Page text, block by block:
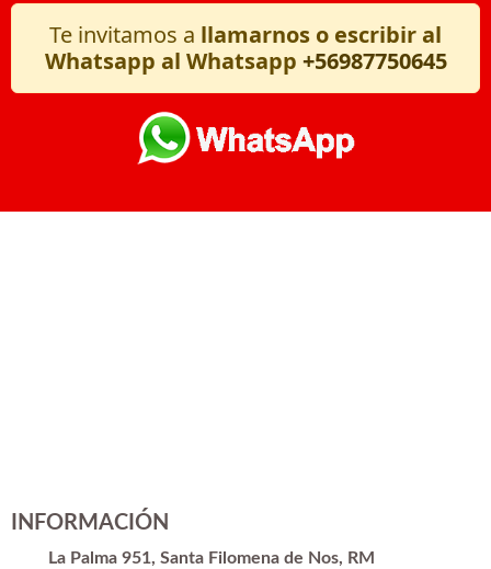
Te invitamos a llamarnos o escribir al
Whatsapp al Whatsapp +56987750645
INFORMACIÓN
La Palma 951, Santa Filomena de Nos, RM